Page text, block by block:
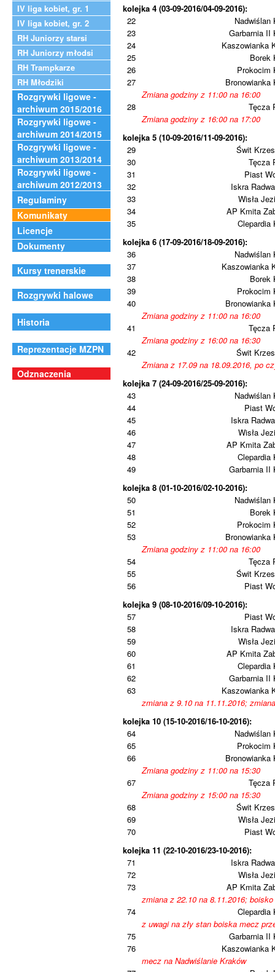
IV liga kobiet, gr. 1
IV liga kobiet, gr. 2
RH Juniorzy starsi
RH Juniorzy młodsi
RH Trampkarze
RH Młodziki
Rozgrywki ligowe -
archiwum 2015/2016
Rozgrywki ligowe -
archiwum 2014/2015
Rozgrywki ligowe -
archiwum 2013/2014
Rozgrywki ligowe -
archiwum 2012/2013
Regulaminy
Komunikaty
Licencje
Dokumenty
Kursy trenerskie
Rozgrywki halowe
Historia
Reprezentacje MZPN
Odznaczenia
kolejka 4 (03-09-2016/04-09-2016):
22
Nadwiślan
23
Garbarnia II
24
Kaszowianka
25
Borek
26
Prokocim
27
Bronowianka
Zmiana godziny z 11:00 na 16:00
28
Tęcza
Zmiana godziny z 16:00 na 17:00
kolejka 5 (10-09-2016/11-09-2016):
29
Świt
30
Tęcza
31
Piast
32
Iskra
33
Wisła
34
AP Kmita
35
Clepardia
kolejka 6 (17-09-2016/18-09-2016):
36
Nadwiślan
37
Kaszowianka
38
Borek
39
Prokocim
40
Bronowianka
Zmiana godziny z 11:00 na 16:00
41
Tęcza
Zmiana godziny z 16:00 na 16:30
42
Świt
Zmiana z 17.09 na 18.09.2016, po
kolejka 7 (24-09-2016/25-09-2016):
43
Nadwiślan
44
Piast
45
Iskra
46
Wisła
47
AP Kmita
48
Clepardia
49
Garbarnia II
kolejka 8 (01-10-2016/02-10-2016):
50
Nadwiślan
51
Borek
52
Prokocim
53
Bronowianka
Zmiana godziny z 11:00 na 16:00
54
Tęcza
55
Świt
56
Piast
kolejka 9 (08-10-2016/09-10-2016):
57
Piast
58
Iskra
59
Wisła
60
AP Kmita
61
Clepardia
62
Garbarnia II
63
Kaszowianka
zmiana z 9.10 na 11.11.2016;
kolejka 10 (15-10-2016/16-10-2016):
64
Nadwiślan
65
Prokocim
66
Bronowianka
Zmiana godziny z 11:00 na 15:30
67
Tęcza
Zmiana godziny z 15:00 na 15:30
68
Świt
69
Wisła
70
Piast
kolejka 11 (22-10-2016/23-10-2016):
71
Iskra
72
Wisła
73
AP Kmita
zmiana z 22.10 na 8.11.2016;
74
Clepardia
z uwagi na zły stan boiska mecz
75
Garbarnia II
76
Kaszowianka
mecz na Nadwiślanie Kraków